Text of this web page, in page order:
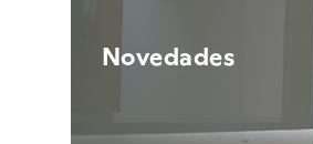
Novedades